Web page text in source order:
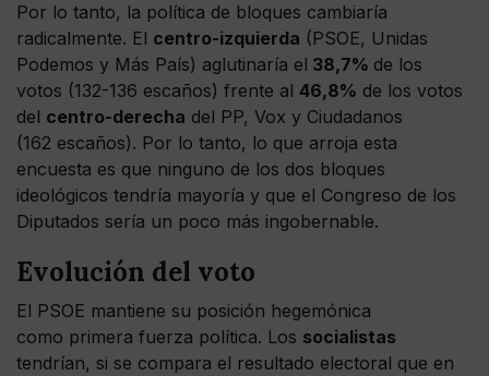
Por lo tanto, la política de bloques cambiaría
radicalmente. El centro-izquierda (PSOE, Unidas
Podemos y Más País) aglutinaría el 38,7% de los
votos (132-136 escaños) frente al 46,8% de los votos
del centro-derecha del PP, Vox y Ciudadanos
(162 escaños). Por lo tanto, lo que arroja esta
encuesta es que ninguno de los dos bloques
ideológicos tendría mayoría y que el Congreso de los
Diputados sería un poco más ingobernable.
Evolución del voto
El PSOE mantiene su posición hegemónica
como primera fuerza política. Los socialistas
tendrían, si se compara el resultado electoral que en